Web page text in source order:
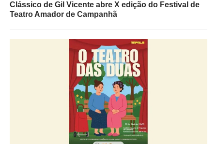
Clássico de Gil Vicente abre X edição do Festival de
Teatro Amador de Campanhã